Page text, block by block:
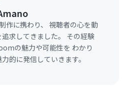
作に携わり、 視聴者の心を動
求してきました。 その経験
の魅力や可能性を わかり
的に発信していきます。